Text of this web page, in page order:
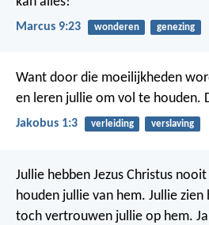
Marcus 9:23 wonderen genezing
Want door die moeilijkheden
en leren jullie om vol te houden.
Jakobus 1:3 verleiding verslaving
Jullie hebben Jezus Christus
houden jullie van hem. Jullie
toch vertrouwen jullie op hem.